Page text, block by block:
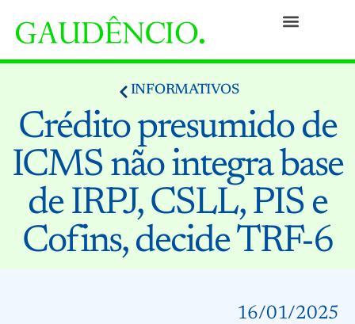
INFORMATIVOS
Crédito presumido de
ICMS não integra base
de IRPJ, CSLL, PIS e
Cofins, decide TRF-6
16/01/2025